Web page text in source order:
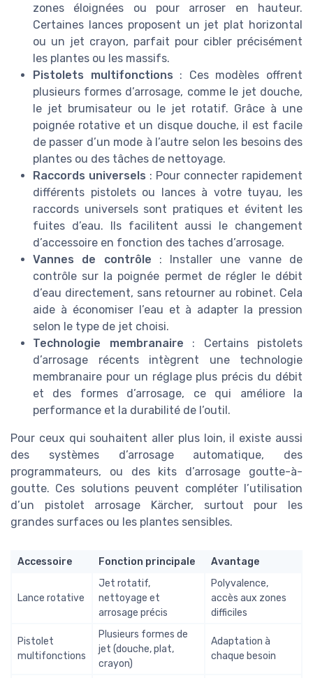
zones éloignées ou pour arroser en hauteur.
Certaines lances proposent un jet plat horizontal
ou un jet crayon, parfait pour cibler précisément
les plantes ou les massifs.
Pistolets multifonctions : Ces modèles offrent
plusieurs formes d’arrosage, comme le jet douche,
le jet brumisateur ou le jet rotatif. Grâce à une
poignée rotative et un disque douche, il est facile
de passer d’un mode à l’autre selon les besoins des
plantes ou des tâches de nettoyage.
Raccords universels : Pour connecter rapidement
différents pistolets ou lances à votre tuyau, les
raccords universels sont pratiques et évitent les
fuites d’eau. Ils facilitent aussi le changement
d’accessoire en fonction des taches d’arrosage.
Vannes de contrôle : Installer une vanne de
contrôle sur la poignée permet de régler le débit
d’eau directement, sans retourner au robinet. Cela
aide à économiser l’eau et à adapter la pression
selon le type de jet choisi.
Technologie membranaire : Certains pistolets
d’arrosage récents intègrent une technologie
membranaire pour un réglage plus précis du débit
et des formes d’arrosage, ce qui améliore la
performance et la durabilité de l’outil.
Pour ceux qui souhaitent aller plus loin, il existe aussi
des systèmes d’arrosage automatique, des
programmateurs, ou des kits d’arrosage goutte-à-
goutte. Ces solutions peuvent compléter l’utilisation
d’un pistolet arrosage Kärcher, surtout pour les
grandes surfaces ou les plantes sensibles.
Accessoire Fonction principale Avantage
Lance rotative
Jet rotatif,
nettoyage et
arrosage précis
Polyvalence,
accès aux zones
difficiles
Pistolet
multifonctions
Plusieurs formes de
jet (douche, plat,
crayon)
Adaptation à
chaque besoin